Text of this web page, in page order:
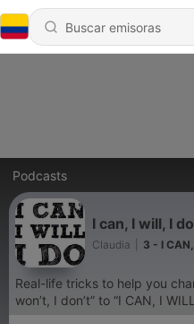
Podcasts
I can, I will, I
Claudia 3 - I
Real-life tricks to help you
won’t, I don’t” to “I CAN, I